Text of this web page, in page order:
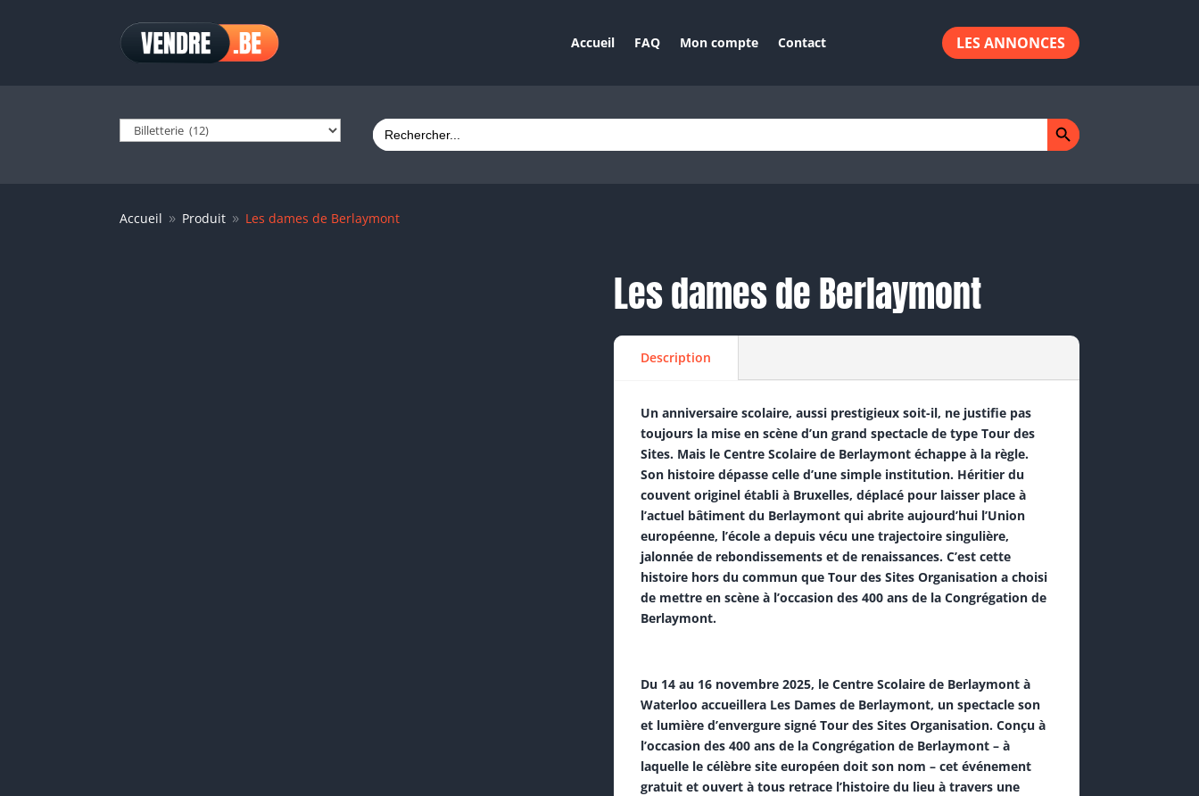
Accueil FAQ Mon compte Contact LES ANNONCES
Search
for:
Search Button
Accueil 9 Produit 9 Les dames de Berlaymont
Les dames de Berlaymont
Description
Un anniversaire scolaire, aussi prestigieux soit-il, ne justifie pas
toujours la mise en scène d’un grand spectacle de type Tour des
Sites. Mais le Centre Scolaire de Berlaymont échappe à la règle.
Son histoire dépasse celle d’une simple institution. Héritier du
couvent originel établi à Bruxelles, déplacé pour laisser place à
l’actuel bâtiment du Berlaymont qui abrite aujourd’hui l’Union
européenne, l’école a depuis vécu une trajectoire singulière,
jalonnée de rebondissements et de renaissances. C’est cette
histoire hors du commun que Tour des Sites Organisation a choisi
de mettre en scène à l’occasion des 400 ans de la Congrégation de
Berlaymont.
Du 14 au 16 novembre 2025, le Centre Scolaire de Berlaymont à
Waterloo accueillera Les Dames de Berlaymont, un spectacle son
et lumière d’envergure signé Tour des Sites Organisation. Conçu à
l’occasion des 400 ans de la Congrégation de Berlaymont – à
laquelle le célèbre site européen doit son nom – cet événement
gratuit et ouvert à tous retrace l’histoire du lieu à travers une